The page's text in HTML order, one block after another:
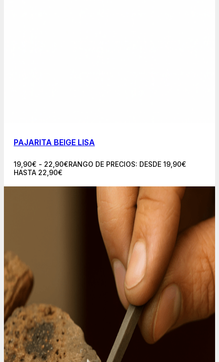
PAJARITA BEIGE LISA
19,90€ - 22,90€RANGO DE PRECIOS: DESDE 19,90€
HASTA 22,90€